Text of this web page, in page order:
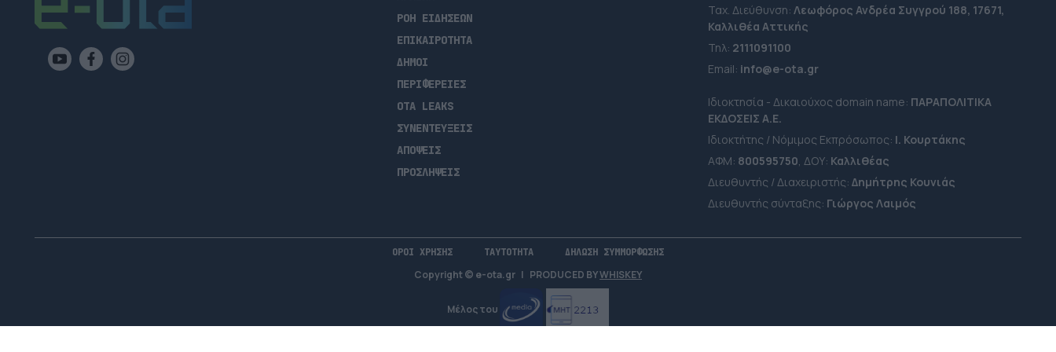
ΡΟΗ ΕΙΔΗΣΕΩΝ
ΕΠΙΚΑΙΡΟΤΗΤΑ
ΔΗΜΟΙ
ΠΕΡΙΦΕΡΕΙΕΣ
OTA LEAKS
ΣΥΝΕΝΤΕΥΞΕΙΣ
ΑΠΟΨΕΙΣ
ΠΡΟΣΛΗΨΕΙΣ
Ταχ. Διεύθυνση:Λεωφόρος Ανδρέα Συγγρού 188, 17671,
Καλλιθέα Αττικής
Τηλ: 2111091100
Εmail: info@e-ota.gr
Ιδιοκτησία - Δικαιούχος domain name: ΠΑΡΑΠΟΛΙΤΙΚΑ
ΕΚΔΟΣΕΙΣ A.E.
Ιδιοκτήτης / Νόμιμος Εκπρόσωπος: Ι. Κουρτάκης
ΑΦΜ: 800595750 , ΔΟΥ: Καλλιθέας
Διευθυντής / Διαχειριστής:Δημήτρης Κουνιάς
Διευθυντής σύνταξης: Γιώργος Λαιμός
ΟΡΟΙ ΧΡΗΣΗΣ ΤΑΥΤΟΤΗΤΑ ΔΗΛΩΣΗ ΣΥΜΜΟΡΦΩΣΗΣ
Copyright © e-ota.gr | PRODUCED BYWHISKEY
Μέλος του